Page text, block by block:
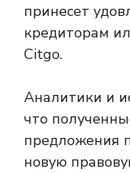
принесет
кредиторам
Citgo.
Аналитики и
что
предложения
новую